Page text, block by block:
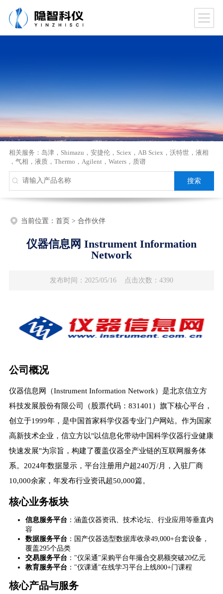
相关服务： 岛津， Shimazu ， 安捷伦， Sciex ， AB Sciex ， 沃特世， 液相
， 气相 ， 液质， Thermo ， Agilent ， Waters， 质谱
当前位置： 首页> 合作伙伴
​​仪器信息网 Instrument Information
Network
发布时间：2025/05/16 点击次数：4390
公司概况
仪器信息网（Instrument Information Network）是北京信立方
科技发展股份有限公司（股票代码：831401）旗下核心平台，
创立于1999年，是中国首家科学仪器专业门户网站。作为国家
高新技术企业，信立方以"以信息化带动中国科学仪器行业健康
快速发展"为宗旨，构建了覆盖仪器全产业链的互联网服务体
系。2024年数据显示，平台注册用户超240万/月，入驻厂商
10,000余家，年发布行业资讯超50,000篇。
核心业务板块
​信息服务平台​ ​：涵盖仪器资讯、技术论坛、行业应用等垂直内
容
​数据服务平台​ ​：国产仪器选型数据库收录49,000+台套设备，
覆盖295个品类
​交易服务平台​ ​："仪采通"采购平台年撮合交易额突破20亿元
​教育服务平台​ ​："仪课通"在线学习平台上线800+门课程
核心产品与服务